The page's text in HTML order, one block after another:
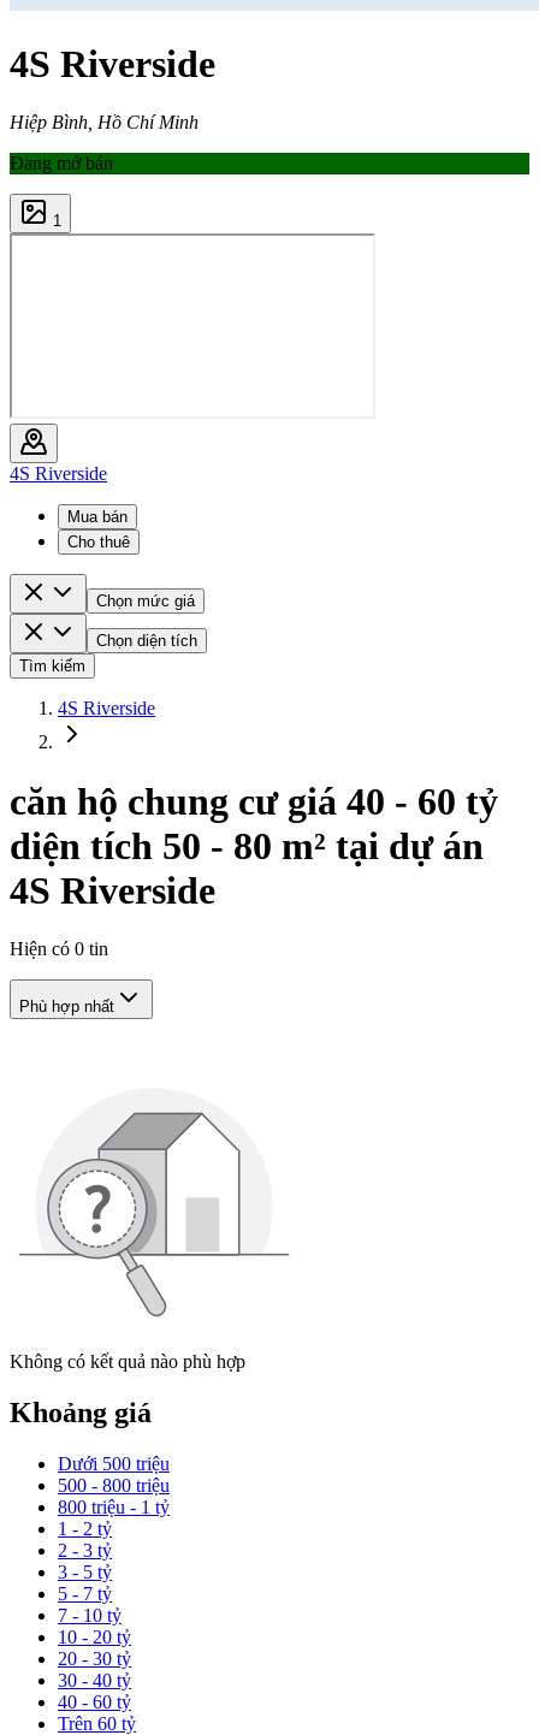
4S Riverside
Hiệp Bình, Hồ Chí Minh
Đang mở bán
1
4S Riverside
Mua bán
Cho thuê
Chọn mức giá
Chọn diện tích
Tìm kiếm
4S Riverside
căn hộ chung cư giá 40 - 60 tỷ
diện tích 50 - 80 m² tại dự án
4S Riverside
Hiện có 0 tin
Phù hợp nhất
Không có kết quả nào phù hợp
Khoảng giá
Dưới 500 triệu
500 - 800 triệu
800 triệu - 1 tỷ
1 - 2 tỷ
2 - 3 tỷ
3 - 5 tỷ
5 - 7 tỷ
7 - 10 tỷ
10 - 20 tỷ
20 - 30 tỷ
30 - 40 tỷ
40 - 60 tỷ
Trên 60 tỷ